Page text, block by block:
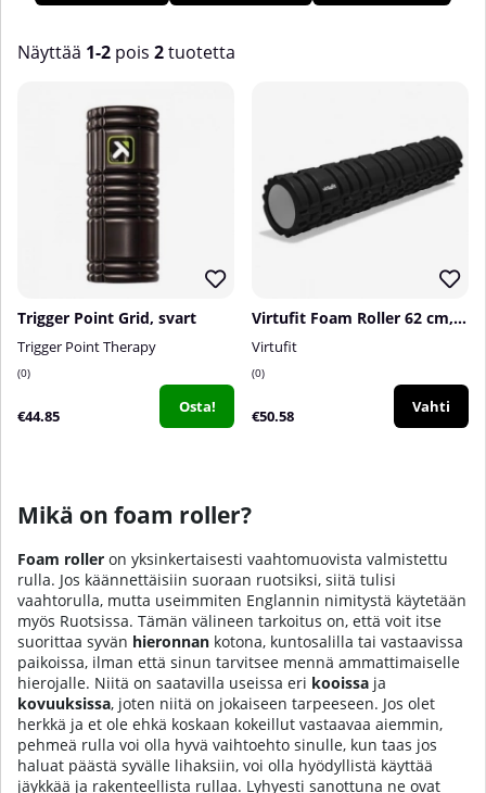
trigger-rullaasi päästäksesi käsiksi triggerpisteisiin ja
vaahtomuovi- että trigger-rullia eri malleissa, useilta eri
tunnetuilta tuotemerkeiltä!
Näyttää 1-2 pois 2tuotetta
Trigger Point Grid, svart
Trigger Point Therapy
0
€44.85 Osta!
Virtufit Foam Roller 62 cm, black
Virtufit
0
€50.58 Vahti
Mikä on foam roller?
Foam roller on yksinkertaisesti vaahtomuovista valmistettu
rulla. Jos käännettäisiin suoraan ruotsiksi, siitä tulisi
vaahtorulla, mutta useimmiten Englannin nimitystä käytetään
myös Ruotsissa. Tämän välineen tarkoitus on, että voit itse
suorittaa syvän hieronnan kotona, kuntosalilla tai vastaavissa
paikoissa, ilman että sinun tarvitsee mennä ammattimaiselle
hierojalle. Niitä on saatavilla useissa eri kooissa ja
kovuuksissa, joten niitä on jokaiseen tarpeeseen. Jos olet
herkkä ja et ole ehkä koskaan kokeillut vastaavaa aiemmin,
pehmeä rulla voi olla hyvä vaihtoehto sinulle, kun taas jos
haluat päästä syvälle lihaksiin, voi olla hyödyllistä käyttää
jäykkää ja rakenteellista rullaa. Lyhyesti sanottuna ne ovat